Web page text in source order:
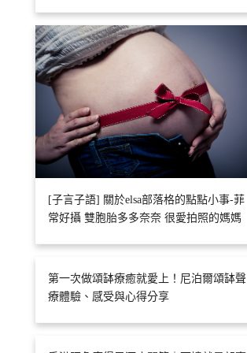
[子言子語] 關於elsa部落格的點點小事-菲
常好攝 雙胞胎多多奈奈 很愛拍照的媽媽
第一次做頌缽療癒就愛上！尼泊爾頌缽聲
療體驗、感受與心得分享